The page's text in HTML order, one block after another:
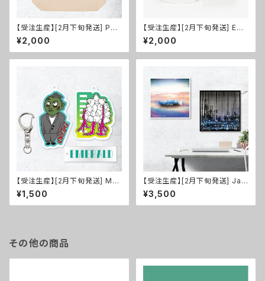
【受注生産】[2月下旬発送] Port
rait Tote Bag Mono
¥2,000
【受注生産】[2月下旬発送] Em
erald Whisky Glass
¥2,000
【受注生産】[2月下旬発送] MV
& Logo Key Holder 3peac
e Set
¥1,500
【受注生産】[2月下旬発送] Jac
ket Canvas Art Board S6(4
10×410mm)
¥3,500
その他の商品